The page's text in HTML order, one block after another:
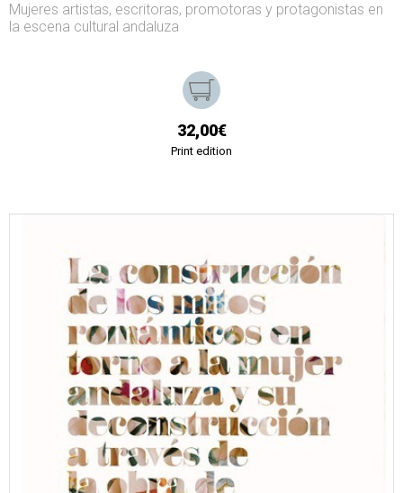
Mujeres artistas, escritoras, promotoras y protagonistas en
la escena cultural andaluza
32,00€
Print edition